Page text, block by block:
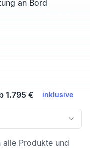
an Bord
1.795 € inklusive
alle Produkte und